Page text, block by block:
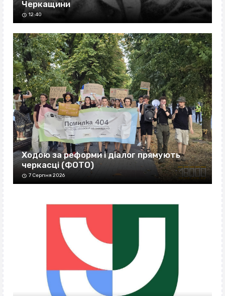
Черкащини
12:40
Ходою за реформи і діалог прямують
черкасці (ФОТО)
7 Серпня 2026